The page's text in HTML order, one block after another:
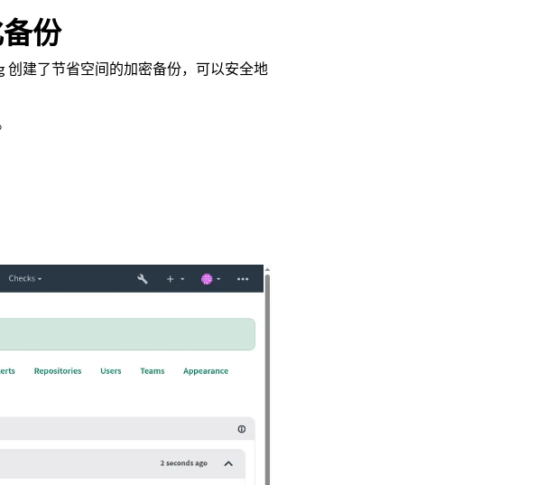
份
创建了节省空间的加密备份，可以安全地